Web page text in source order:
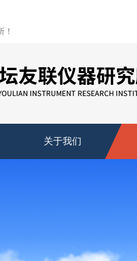
关于我们